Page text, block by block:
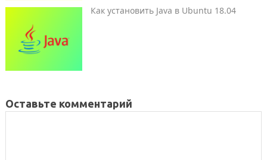
Как установить Java в Ubuntu 18.04
Оставьте комментарий